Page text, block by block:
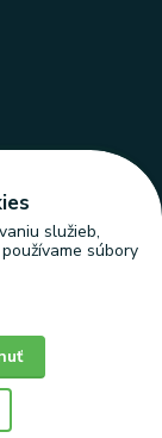
služieb,
súbory